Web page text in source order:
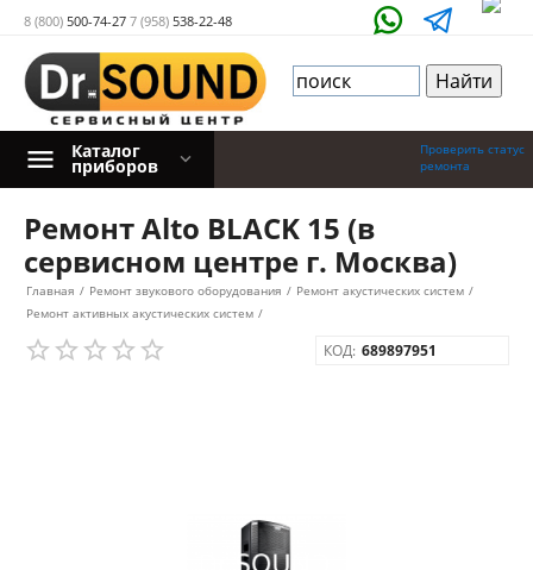
8 (800) 500-74-27 7 (958) 538-22-48
Проверить статус
ремонта
Каталог
приборов
Ремонт Alto BLACK 15 (в
сервисном центре г. Москва)
Главная / Ремонт звукового оборудования / Ремонт акустических систем /
Ремонт активных акустических систем /
КОД: 689897951